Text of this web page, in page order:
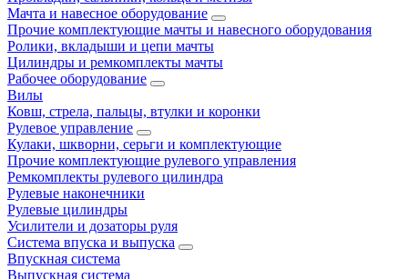
Мачта и навесное оборудование
Прочие комплектующие мачты и навесного оборудования
Ролики, вкладыши и цепи мачты
Цилиндры и ремкомплекты мачты
Рабочее оборудование
Вилы
Ковш, стрела, пальцы, втулки и коронки
Рулевое управление
Кулаки, шкворни, серьги и комплектующие
Прочие комплектующие рулевого управления
Ремкомплекты рулевого цилиндра
Рулевые наконечники
Рулевые цилиндры
Усилители и дозаторы руля
Система впуска и выпуска
Впускная система
Выпускная система